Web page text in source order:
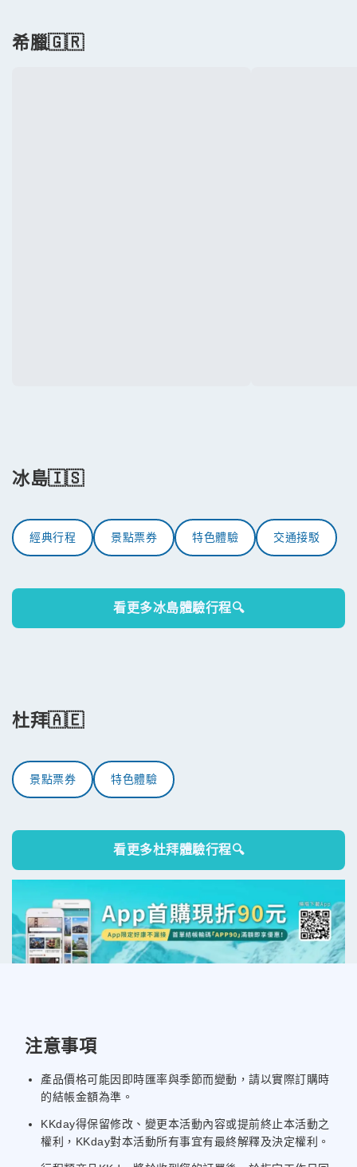
希臘🇬🇷
冰島🇮🇸
經典行程 景點票券 特色體驗 交通接駁
看更多冰島體驗行程🔍
杜拜🇦🇪
景點票券 特色體驗
看更多杜拜體驗行程🔍
注意事項
產品價格可能因即時匯率與季節而變動，請以實際訂購時
的結帳金額為準。
KKday得保留修改、變更本活動內容或提前終止本活動之
權利，KKday對本活動所有事宜有最終解釋及決定權利。